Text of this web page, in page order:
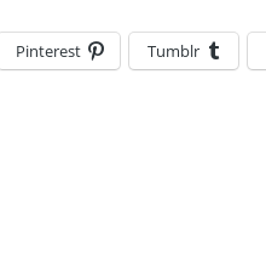
Tumblr
Pinterest